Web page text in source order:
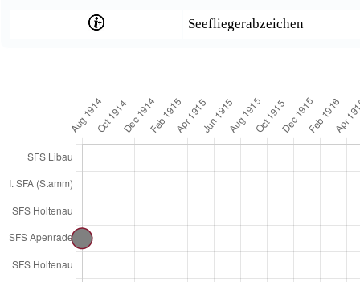
Seefliegerabzeichen